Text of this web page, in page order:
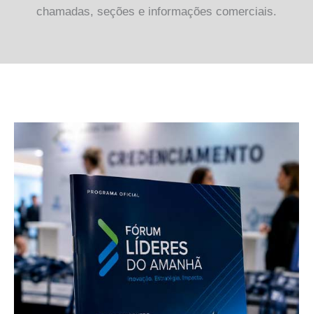
chamadas, seções e informações comerciais.